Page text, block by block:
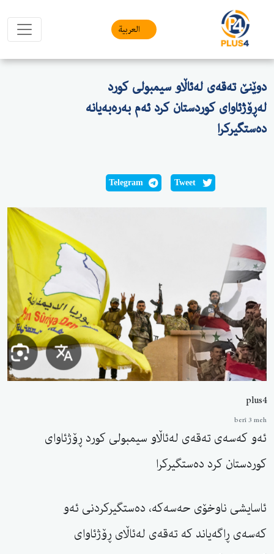
العربیة
دوێنێ تەقەی لەئاڵاو سیمبولی کورد
لەڕۆژئاوای کوردستان کرد ئەم بەرەبەیانە
دەستگیرکرا
Tweet
Telegram
plus4
berî 3 meh
ئەو کەسەی تەقەی لەئاڵاو سیمبولی کورد ڕۆژئاوای
کوردستان کرد دەستگیرکرا
ئاسایشی ناوخۆی حەسەكە، دەستگیرکردنی ئەو
کەسەی ڕاگەیاند کە تەقەی لەئاڵای ڕۆژئاوای